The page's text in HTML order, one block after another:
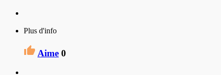
Plus d'info
Aime 0